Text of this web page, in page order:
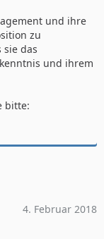
und ihre
zu
das
und ihrem
bitte:
4. Februar 2018